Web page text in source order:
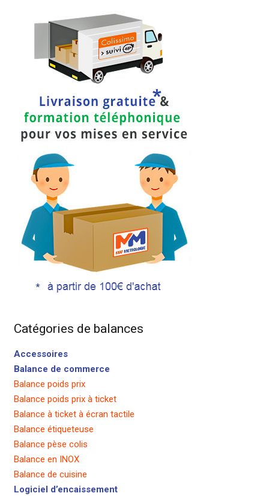
Catégories de balances
Accessoires
Balance de commerce
Balance poids prix
Balance poids prix à ticket
Balance à ticket à écran tactile
Balance étiqueteuse
Balance pèse colis
Balance en INOX
Balance de cuisine
Logiciel d’encaissement